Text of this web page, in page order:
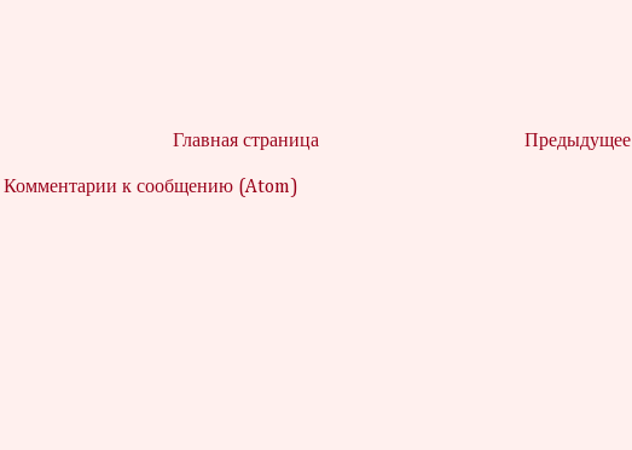
Предыдущее
Главная страница
Комментарии к сообщению (Atom)